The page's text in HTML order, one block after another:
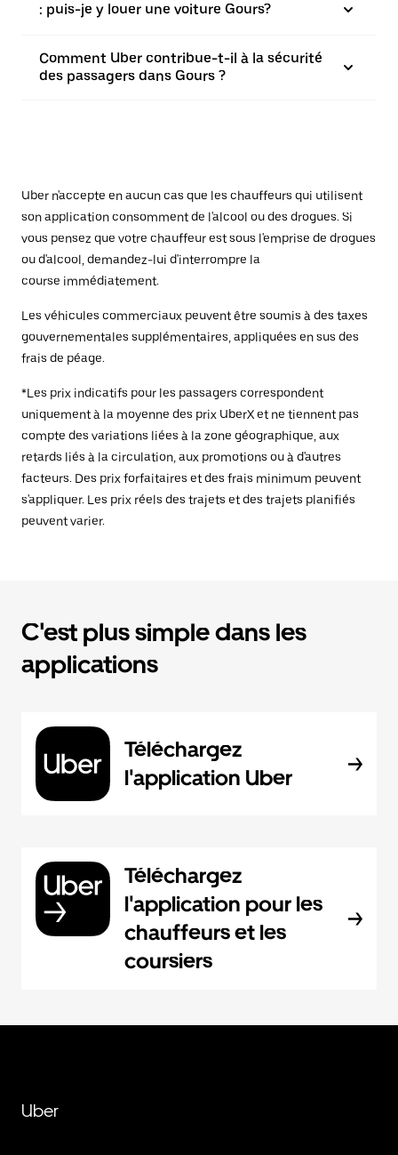
: puis-je y louer une voiture Gours?
Comment Uber contribue-t-il à la sécurité
des passagers dans Gours ?
Uber n'accepte en aucun cas que les chauffeurs qui utilisent
son application consomment de l'alcool ou des drogues. Si
vous pensez que votre chauffeur est sous l'emprise de drogues
ou d'alcool, demandez-lui d'interrompre la
course immédiatement.
Les véhicules commerciaux peuvent être soumis à des taxes
gouvernementales supplémentaires, appliquées en sus des
frais de péage.
*Les prix indicatifs pour les passagers correspondent
uniquement à la moyenne des prix UberX et ne tiennent pas
compte des variations liées à la zone géographique, aux
retards liés à la circulation, aux promotions ou à d'autres
facteurs. Des prix forfaitaires et des frais minimum peuvent
s'appliquer. Les prix réels des trajets et des trajets planifiés
peuvent varier.
C'est plus simple dans les
applications
Téléchargez
l'application Uber
Téléchargez
l'application pour les
chauffeurs et les
coursiers
Uber